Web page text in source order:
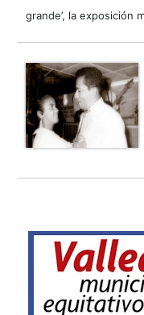
grande’, la exposición